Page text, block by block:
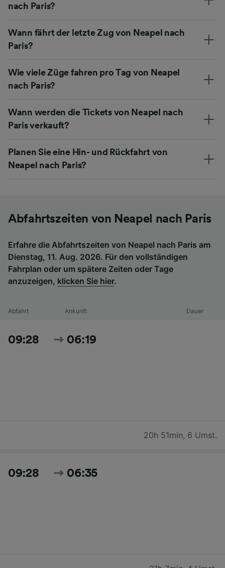
nach Paris?
Wann fährt der letzte Zug von Neapel nach
Paris?
Wie viele Züge fahren pro Tag von Neapel
nach Paris?
Wann werden die Tickets von Neapel nach
Paris verkauft?
Planen Sie eine Hin- und Rückfahrt von
Neapel nach Paris?
Abfahrtszeiten von Neapel nach Paris
Erfahre die Abfahrtszeiten von Neapel nach Paris am
Dienstag, 11. Aug. 2026. Für den vollständigen
Fahrplan oder um spätere Zeiten oder Tage
anzuzeigen, klicken Sie hier.
Abfahrt Ankunft Dauer
09:28 06:19
20h 51min, 6 Umst.
09:28 06:35